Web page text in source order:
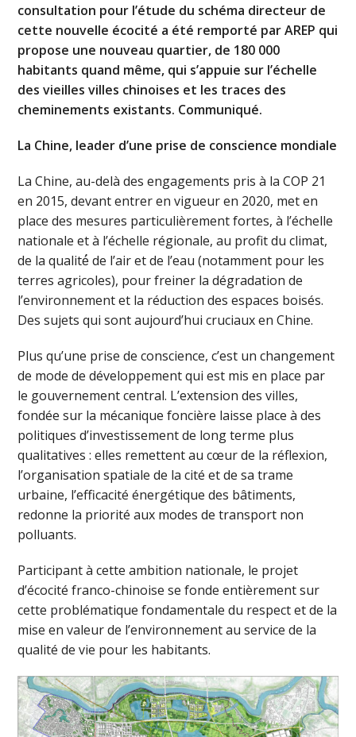
consultation pour l’étude du schéma directeur de
cette nouvelle écocité a été remporté par AREP qui
propose une nouveau quartier, de 180 000
habitants quand même, qui s’appuie sur l’échelle
des vieilles villes chinoises et les traces des
cheminements existants. Communiqué.
La Chine, leader d’une prise de conscience mondiale
La Chine, au-delà des engagements pris à la COP 21
en 2015, devant entrer en vigueur en 2020, met en
place des mesures particulièrement fortes, à l’échelle
nationale et à l’échelle régionale, au profit du climat,
de la qualité́ de l’air et de l’eau (notamment pour les
terres agricoles), pour freiner la dégradation de
l’environnement et la réduction des espaces boisés.
Des sujets qui sont aujourd’hui cruciaux en Chine.
Plus qu’une prise de conscience, c’est un changement
de mode de développement qui est mis en place par
le gouvernement central. L’extension des villes,
fondée sur la mécanique foncière laisse place à des
politiques d’investissement de long terme plus
qualitatives : elles remettent au cœur de la réflexion,
l’organisation spatiale de la cité et de sa trame
urbaine, l’efficacité énergétique des bâtiments,
redonne la priorité aux modes de transport non
polluants.
Participant à cette ambition nationale, le projet
d’écocité franco-chinoise se fonde entièrement sur
cette problématique fondamentale du respect et de la
mise en valeur de l’environnement au service de la
qualité de vie pour les habitants.